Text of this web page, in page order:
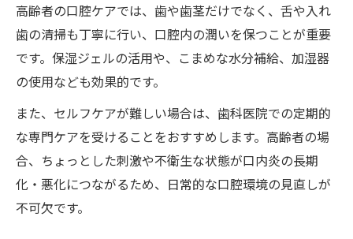
高齢者の口腔ケアでは、歯や歯茎だけでなく、舌や入れ
歯の清掃も丁寧に行い、口腔内の潤いを保つことが重要
です。保湿ジェルの活用や、こまめな水分補給、加湿器
の使用なども効果的です。
また、セルフケアが難しい場合は、歯科医院での定期的
な専門ケアを受けることをおすすめします。高齢者の場
合、ちょっとした刺激や不衛生な状態が口内炎の長期
化・悪化につながるため、日常的な口腔環境の見直しが
不可欠です。